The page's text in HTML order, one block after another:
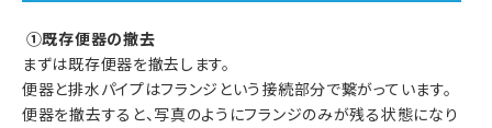
①既存便器の撤去
まずは既存便器を撤去します。
便器と排水パイプはフランジという接続部分で繋がっています。
便器を撤去すると、写真のようにフランジのみが残る状態になり